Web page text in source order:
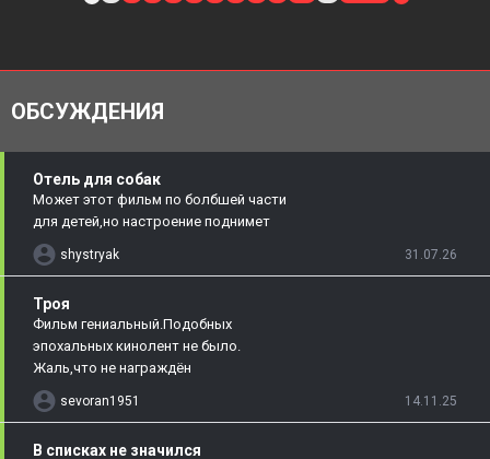
ОБСУЖДЕНИЯ
Отель для собак
Может этот фильм по болбшей части
для детей,но настроение поднимет
shystryak 31.07.26
Троя
Фильм гениальный.Подобных
эпохальных кинолент не было.
Жаль,что не награждён
sevoran1951 14.11.25
В списках не значился